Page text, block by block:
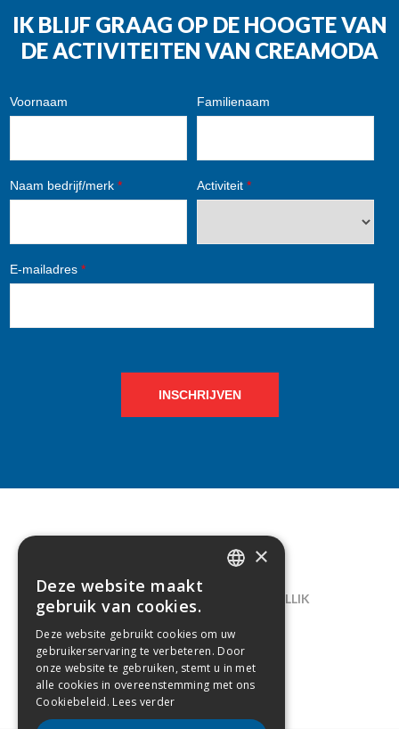
IK BLIJF GRAAG OP DE HOOGTE VAN
DE ACTIVITEITEN VAN CREAMODA
Voornaam Familienaam
Naam bedrijf/merk * Activiteit *
E-mailadres *
INSCHRIJVEN
CONTACT
LELIEGAARDE 22, B-1731 ZELLIK
02/238.10.11
INFO@CREAMODA.BE
BE0407.694.265
×
Deze website maakt
gebruik van cookies.
Deze website gebruikt cookies om uw
gebruikerservaring te verbeteren. Door
onze website te gebruiken, stemt u in met
alle cookies in overeenstemming met ons
Cookiebeleid. Lees verder